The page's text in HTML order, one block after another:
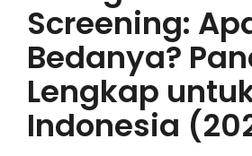
Screening:
Bedanya?
Lengkap
Indonesia